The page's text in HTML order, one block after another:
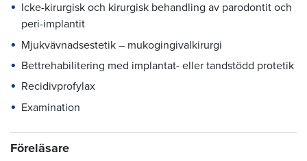
Icke-kirurgisk och kirurgisk behandling av parodontit och
peri-implantit
Mjukvävnadsestetik – mukogingivalkirurgi
Bettrehabilitering med implantat- eller tandstödd protetik
Recidivprofylax
Examination
Föreläsare